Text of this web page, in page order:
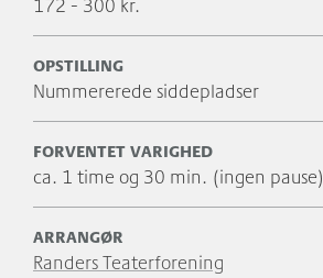
OPSTILLING
Nummererede siddepladser
FORVENTET VARIGHED
ca. 1 time og 30 min. (ingen pause)
ARRANGØR
Randers Teaterforening